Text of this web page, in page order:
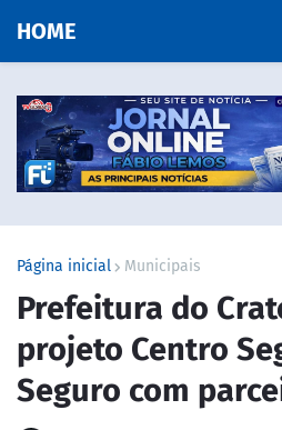
HOME
Página inicial Municipais
Prefeitura do
projeto Centro
Seguro com